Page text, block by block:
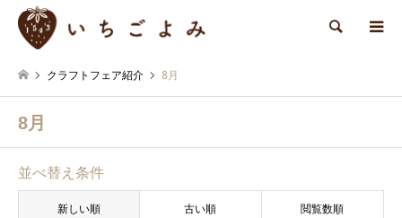
検索
クラフトフェア紹介 8月
8月
並べ替え条件
新しい順 古い順 閲覧数順